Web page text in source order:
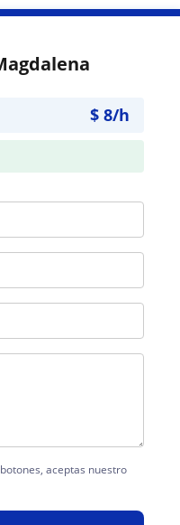
$ 8/h
aceptas nuestro